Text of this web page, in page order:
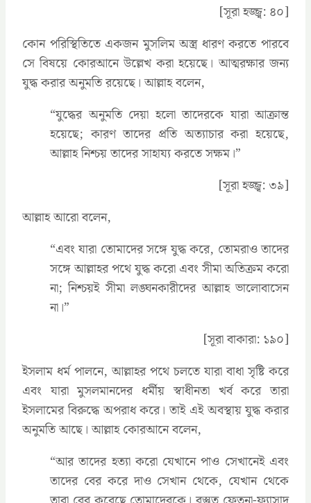
[সূরা হজ্জ্ব: ৪০]
কোন পরিস্থিতিতে একজন মুসলিম অস্ত্র ধারণ করতে পারবে
সে বিষয়ে কোরআনে উল্লেখ করা হয়েছে। আত্মরক্ষার জন্য
যুদ্ধ করার অনুমতি রয়েছে। আল্লাহ বলেন,
‍“যুদ্ধের অনুমতি দেয়া হলো তাদেরকে যারা আক্রান্ত
হয়েছে; কারণ তাদের প্রতি অত্যাচার করা হয়েছে,
আল্লাহ নিশ্চয় তাদের সাহায্য করতে সক্ষম।”
[সূরা হজ্জ্ব: ৩৯]
আল্লাহ আরো বলেন,
‍“এবং যারা তোমাদের সঙ্গে যুদ্ধ করে, তোমরাও তাদের
সঙ্গে আল্লাহর পথে যুদ্ধ করো এবং সীমা অতিক্রম করো
না; নিশ্চয়ই সীমা লঙ্ঘনকারীদের আল্লাহ ভালোবাসেন
না।”
[সূরা বাকারা: ১৯০]
ইসলাম ধর্ম পালনে, আল্লাহর পথে চলতে যারা বাধা সৃষ্টি করে
এবং যারা মুসলমানদের ধর্মীয় স্বাধীনতা খর্ব করে তারা
ইসলামের বিরুদ্ধে অপরাধ করে। তাই এই অবস্থায় যুদ্ধ করার
অনুমতি আছে। আল্লাহ কোরআনে বলেন,
‍“আর তাদের হত্যা করো যেখানে পাও সেখানেই এবং
তাদের বের করে দাও সেখান থেকে, যেখান থেকে